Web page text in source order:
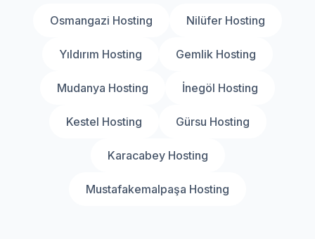
Osmangazi Hosting Nilüfer Hosting
Yıldırım Hosting Gemlik Hosting
Mudanya Hosting İnegöl Hosting
Kestel Hosting Gürsu Hosting
Karacabey Hosting
Mustafakemalpaşa Hosting